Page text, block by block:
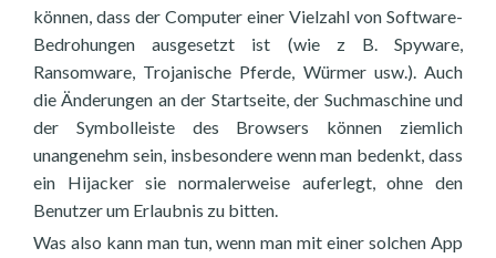
können, dass der Computer einer Vielzahl von Software-
Bedrohungen ausgesetzt ist (wie z B. Spyware,
Ransomware, Trojanische Pferde, Würmer usw.). Auch
die Änderungen an der Startseite, der Suchmaschine und
der Symbolleiste des Browsers können ziemlich
unangenehm sein, insbesondere wenn man bedenkt, dass
ein Hijacker sie normalerweise auferlegt, ohne den
Benutzer um Erlaubnis zu bitten.
Was also kann man tun, wenn man mit einer solchen App